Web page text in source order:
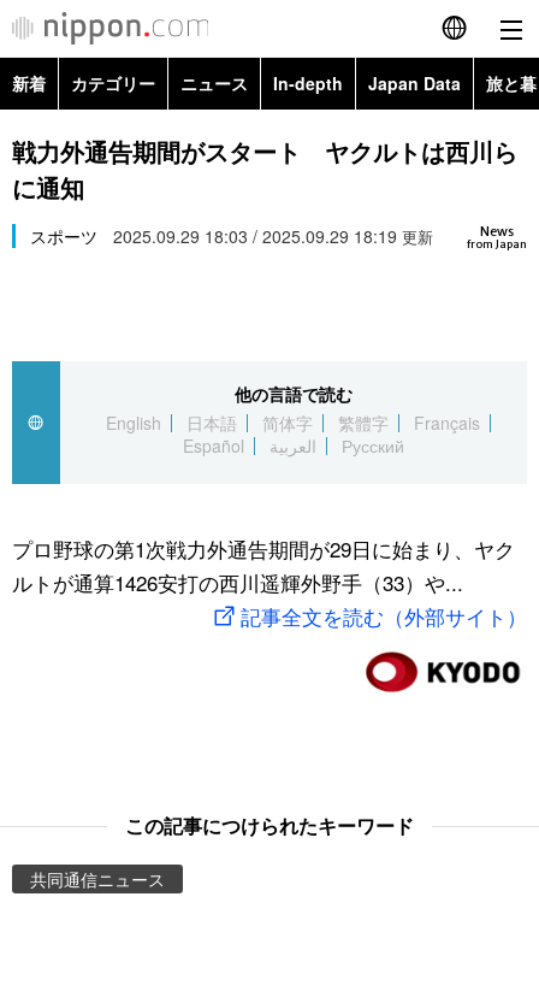
English
简体字
Русский
カテゴリー
経済・ビジネス
国際
文化
トップ
アーカイブ
In-depth
Japan Data
動画/Live
新着 カテゴリー ニュース In-depth Japan Data 旅と
政治・外交
経済・ビジネス
スポーツ・東京2020
Topics
戦力外通告期間がスタート ヤクルトは西川ら
に通知
News
from Japan
スポーツ 2025.09.29 18:03 / 2025.09.29 18:19 更新
他の言語で読む
English
日本語 简体字 繁體字
Français
Español
العربية Русский
プロ野球の第1次戦力外通告期間が29日に始まり、ヤク
ルトが通算1426安打の西川遥輝外野手（33）や...
記事全文を読む（外部サイト）
この記事につけられたキーワード
共同通信ニュース